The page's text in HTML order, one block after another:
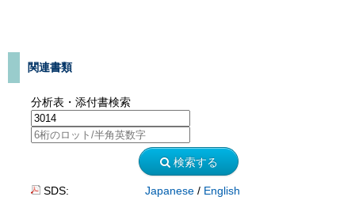
関連書類
分析表・添付書検索
検索する
SDS: Japanese/ English